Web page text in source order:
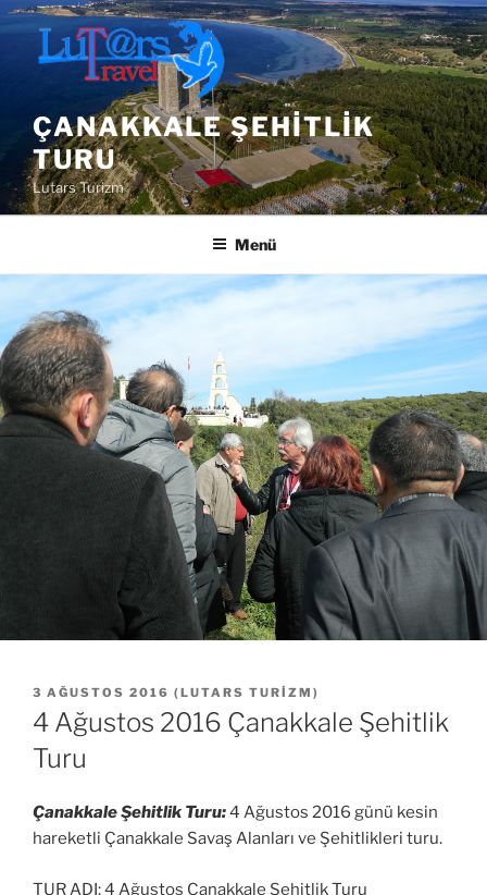
İçeriğe
geç
ÇANAKKALE ŞEHITLIK
TURU
Lutars Turizm
Menü
YAYIM
TARIHI
3 AĞUSTOS 2016 ( LUTARS TURIZM )
4 Ağustos 2016 Çanakkale Şehitlik
Turu
Çanakkale Şehitlik Turu:4 Ağustos 2016 günü kesin
hareketli Çanakkale Savaş Alanları ve Şehitlikleri turu.
TUR ADI: 4 Ağustos Çanakkale Şehitlik Turu